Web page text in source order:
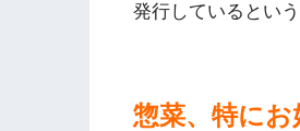
発行しているとい
惣菜、特に